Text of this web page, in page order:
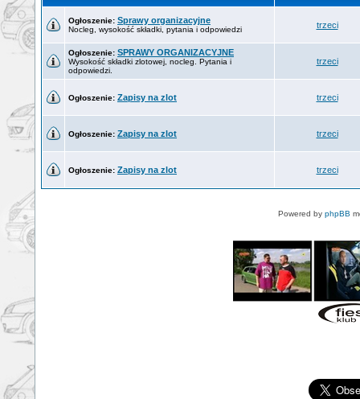
Ogłoszenie: Sprawy organizacyjne
Nocleg, wysokość składki, pytania i odpowiedzi trzeci
Ogłoszenie: SPRAWY ORGANIZACYJNE
Wysokość składki zlotowej, nocleg. Pytania i
odpowiedzi.
trzeci
Ogłoszenie: Zapisy na zlot trzeci
Ogłoszenie: Zapisy na zlot trzeci
Ogłoszenie: Zapisy na zlot trzeci
Powered by phpBB